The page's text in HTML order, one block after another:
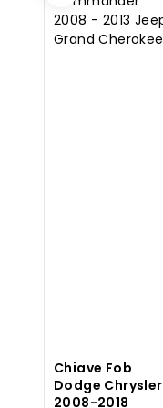
Chiave Fob
Dodge Chrysler
2008-2018